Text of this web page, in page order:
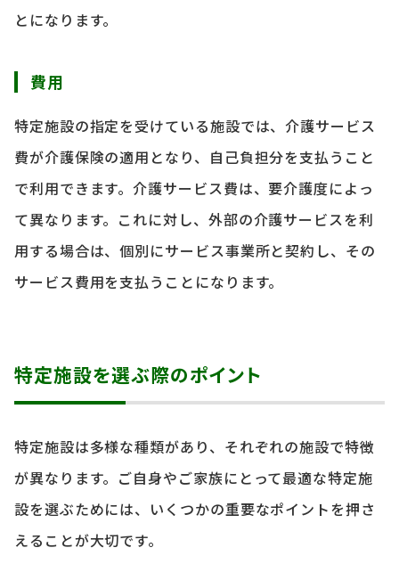
とになります。
費用
特定施設の指定を受けている施設では、介護サービス
費が介護保険の適用となり、自己負担分を支払うこと
で利用できます。介護サービス費は、要介護度によっ
て異なります。これに対し、外部の介護サービスを利
用する場合は、個別にサービス事業所と契約し、その
サービス費用を支払うことになります。
特定施設を選ぶ際のポイント
特定施設は多様な種類があり、それぞれの施設で特徴
が異なります。ご自身やご家族にとって最適な特定施
設を選ぶためには、いくつかの重要なポイントを押さ
えることが大切です。